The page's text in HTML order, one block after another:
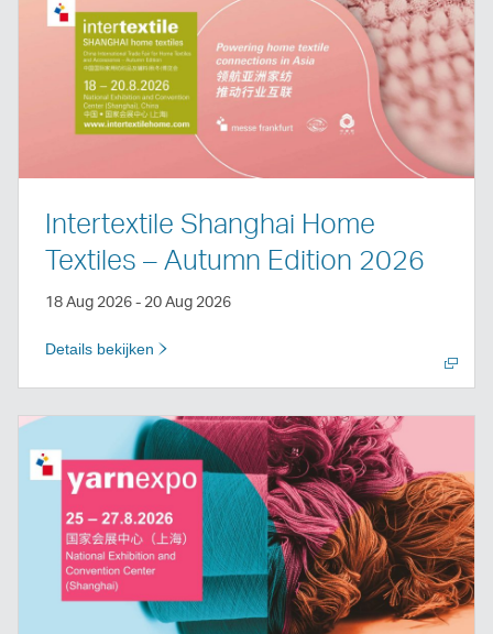
Intertextile Shanghai Home
Textiles – Autumn Edition 2026
18 Aug 2026 - 20 Aug 2026
Details bekijken
openen
Nieuw
venster
openen